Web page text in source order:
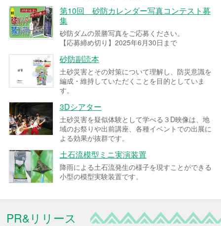
第10回 砂防カレンダー写真コンテスト募
集
砂防ダムの景勝写真をご応募ください。
【応募締め切り】2025年6月30日まで
砂防副読本
土砂災害とその対策について理解し、防災意識を
編成・維持していただくことを目的としていま
す。
3Dシアター
土砂災害を疑似体験として学べる３D映像は、地
域のお祭りや出前講座、各種イベントでの出展に
よる効果が抜群です。
土石流模型ミニ実演装置
降雨による土石流発生の様子を現すことができる
小型の模型実験装置です。
PR&リリース